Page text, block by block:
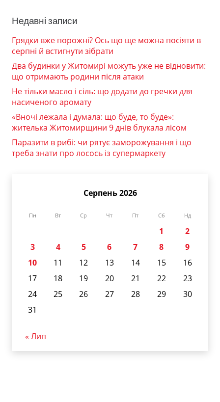
Недавні записи
Грядки вже порожні? Ось що ще можна посіяти в
серпні й встигнути зібрати
Два будинки у Житомирі можуть уже не відновити:
що отримають родини після атаки
Не тільки масло і сіль: що додати до гречки для
насиченого аромату
«Вночі лежала і думала: що буде, то буде»:
жителька Житомирщини 9 днів блукала лісом
Паразити в рибі: чи рятує заморожування і що
треба знати про лосось із супермаркету
Серпень 2026
Пн Вт Ср Чт Пт Сб Нд
1
2
3
4 5 6 7 8
9
10
11 12 13 14 15
16
17
18 19 20 21 22
23
24
25 26 27 28 29
30
31
« Лип